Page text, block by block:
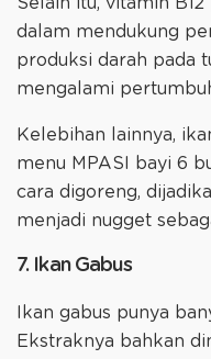
dalam mendukung
produksi darah pada
mengalami
Kelebihan lainnya,
menu MPASI bayi 6
cara digoreng,
menjadi nugget
7. Ikan Gabus
Ikan gabus punya
Ekstraknya bahkan